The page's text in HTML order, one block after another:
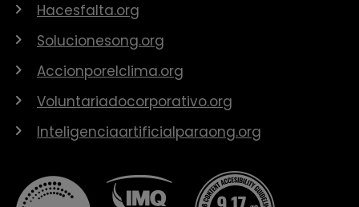
Hacesfalta.org
Solucionesong.org
Accionporelclima.org
Voluntariadocorporativo.org
Inteligenciaartificialparaong.org